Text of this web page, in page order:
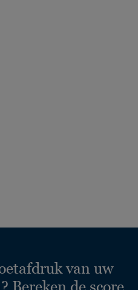
van uw
Bereken de score